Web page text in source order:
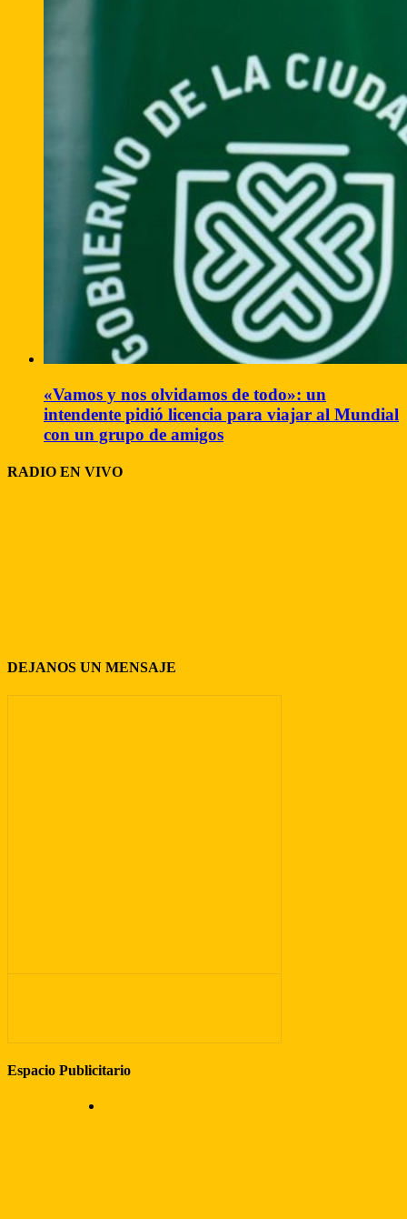
«Vamos y nos olvidamos de todo»: un
intendente pidió licencia para viajar al Mundial
con un grupo de amigos
RADIO EN VIVO
DEJANOS UN MENSAJE
Espacio Publicitario